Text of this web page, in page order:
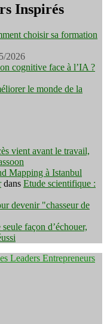
Inspirés
choisir sa formation
2026
cognitive face à l’IA ?
le monde de la
vient avant le travail,
Mapping à Istanbul
dans Etude scientifique :
devenir "chasseur de
façon d’échouer,
Leaders Entrepreneurs